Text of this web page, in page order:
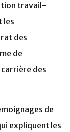
travail-
les
des
de
carrière des
de
expliquent les